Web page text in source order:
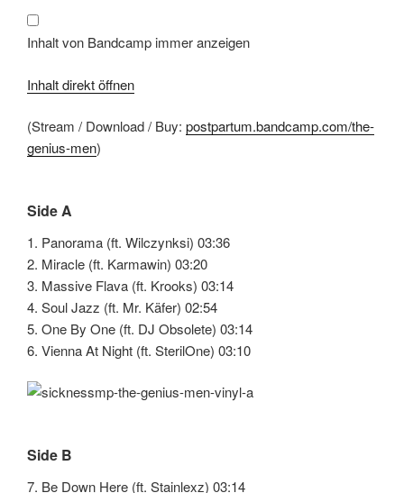
Inhalt von Bandcamp immer anzeigen
Inhalt direkt öffnen
(Stream / Download / Buy: postpartum.bandcamp.com/the-
genius-men)
Side A
1. Panorama (ft. Wilczynksi) 03:36
2. Miracle (ft. Karmawin) 03:20
3. Massive Flava (ft. Krooks) 03:14
4. Soul Jazz (ft. Mr. Käfer) 02:54
5. One By One (ft. DJ Obsolete) 03:14
6. Vienna At Night (ft. SterilOne) 03:10
Side B
7. Be Down Here (ft. Stainlexz) 03:14